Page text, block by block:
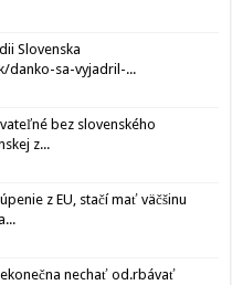
Slovenska
danko-sa-vyjadril-...
bez slovenského
z...
z EU, stačí mať väčšinu
nechať od.rbávať